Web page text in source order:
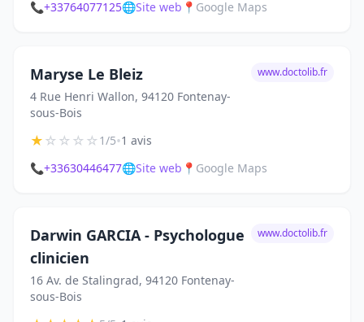
📞+33764077125🌐Site web 📍 Google Maps
Maryse Le Bleiz
4 Rue Henri Wallon, 94120 Fontenay-
sous-Bois
www.doctolib.fr
★☆☆☆☆1/5•1 avis
📞+33630446477🌐Site web 📍 Google Maps
Darwin GARCIA - Psychologue
clinicien
16 Av. de Stalingrad, 94120 Fontenay-
sous-Bois
www.doctolib.fr